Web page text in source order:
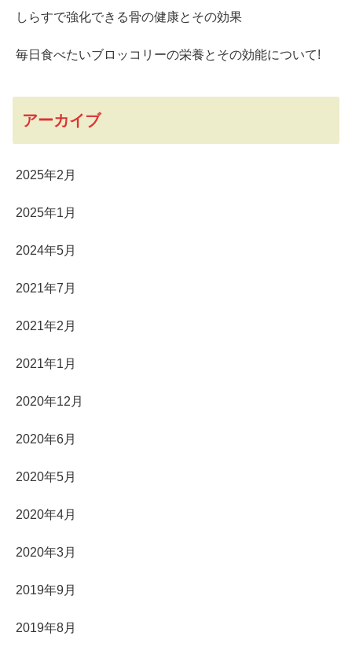
しらすで強化できる骨の健康とその効果
毎日食べたいブロッコリーの栄養とその効能について!
アーカイブ
2025年2月
2025年1月
2024年5月
2021年7月
2021年2月
2021年1月
2020年12月
2020年6月
2020年5月
2020年4月
2020年3月
2019年9月
2019年8月